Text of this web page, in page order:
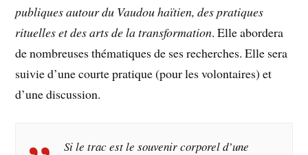
publiques autour du Vaudou haïtien, des pratiques
rituelles et des arts de la transformation. Elle abordera
de nombreuses thématiques de ses recherches. Elle sera
suivie d’une courte pratique (pour les volontaires) et
d’une discussion.
Si le trac est le souvenir corporel d’une